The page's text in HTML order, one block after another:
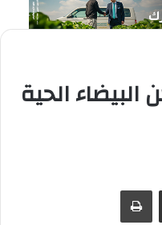
البيضاء الحية
مشاركة عبر البريد طباعة